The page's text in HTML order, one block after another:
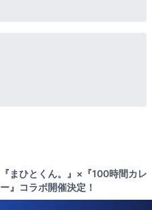
『まひとくん。』×『100時間カレ
ー』コラボ開催決定！